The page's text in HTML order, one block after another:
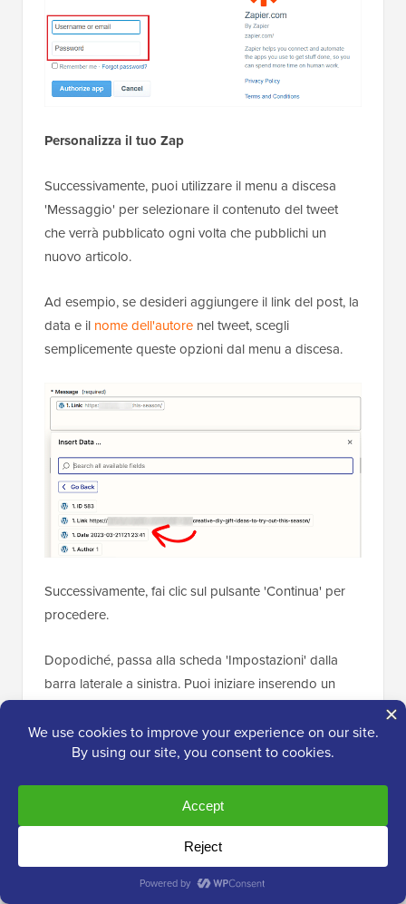
Personalizza il tuo Zap
Successivamente, puoi utilizzare il menu a discesa
'Messaggio' per selezionare il contenuto del tweet
che verrà pubblicato ogni volta che pubblichi un
nuovo articolo.
Ad esempio, se desideri aggiungere il link del post, la
data e il nome dell'autore nel tweet, scegli
semplicemente queste opzioni dal menu a discesa.
Successivamente, fai clic sul pulsante 'Continua' per
procedere.
Dopodiché, passa alla scheda 'Impostazioni' dalla
barra laterale a sinistra. Puoi iniziare inserendo un
Successivamente, digita una descrizione e scegli un